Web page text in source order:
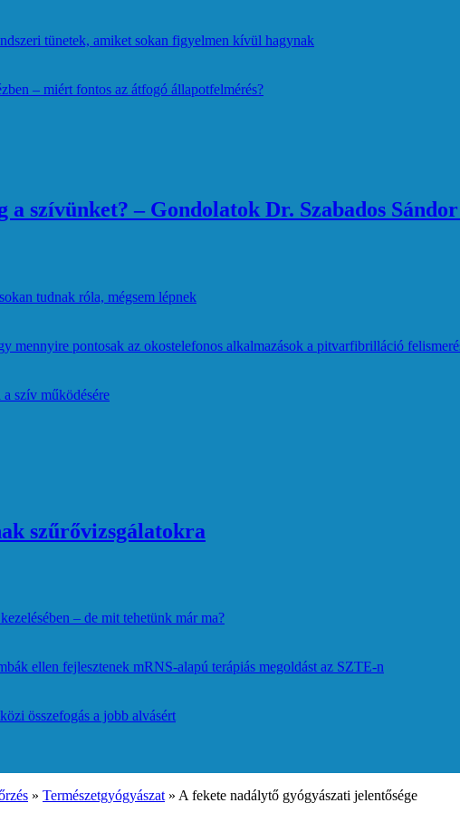
tünetek, amiket sokan figyelmen kívül hagynak
– miért fontos az átfogó állapotfelmérés?
a szívünket? – Gondolatok Dr. Szabados
tudnak róla, mégsem lépnek
mennyire pontosak az okostelefonos alkalmazások a pitvarfibrilláció
szív működésére
szűrővizsgálatokra
– de mit tehetünk már ma?
ellen fejlesztenek mRNS-alapú terápiás megoldást az SZTE-n
összefogás a jobb alvásért
» Természetgyógyászat » A fekete nadálytő gyógyászati jelentősége